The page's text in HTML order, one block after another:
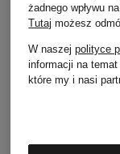
Air
żadnego wpływu
Tutaj możesz
W naszejpolityce
informacji na
które my i nasi